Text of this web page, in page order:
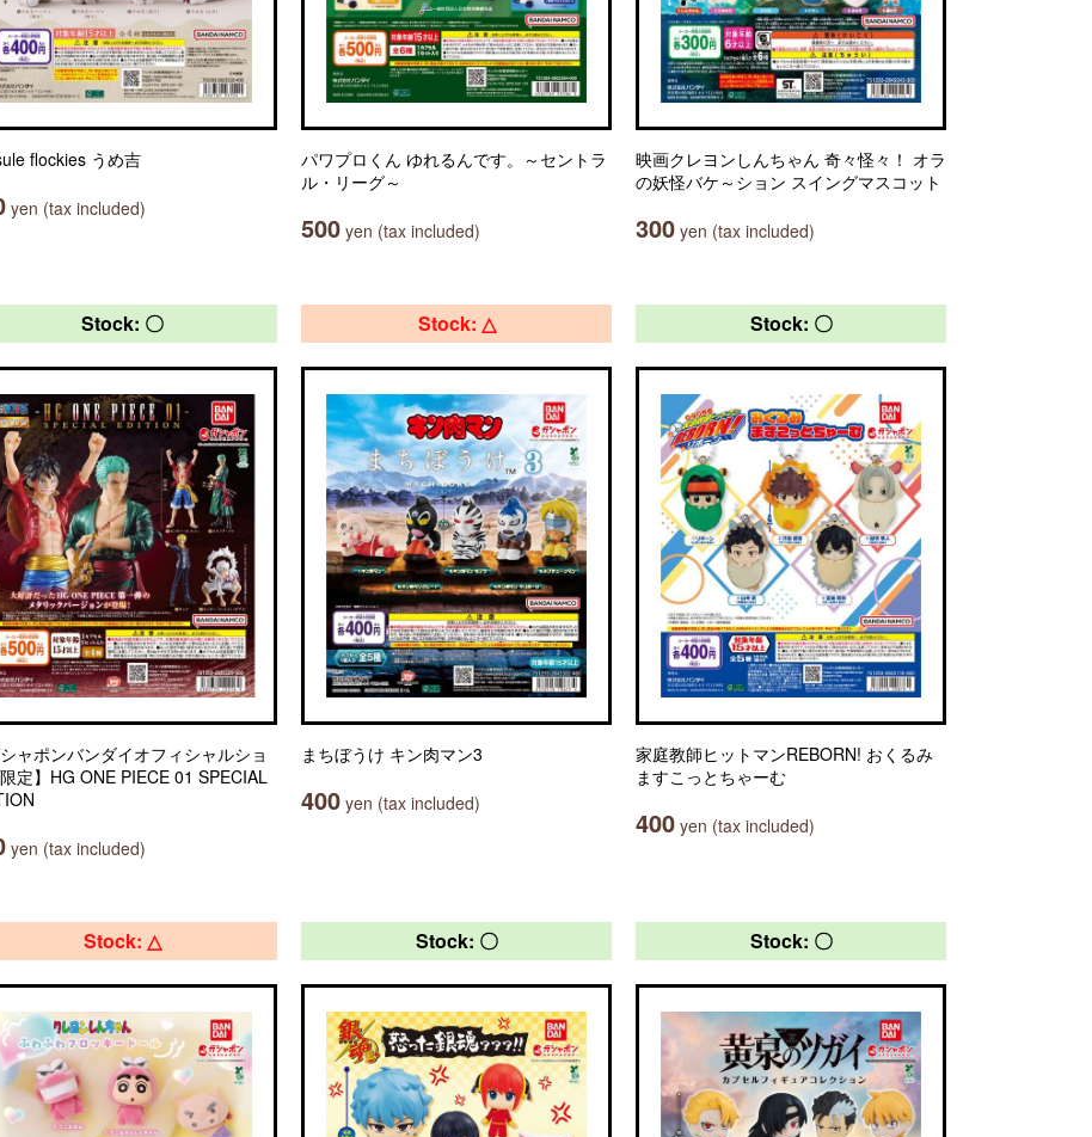
flockies うめ吉
yen (tax included)
パワプロくん ゆれるんです。～セントラ
ル・リーグ～
500 yen (tax included)
映画クレヨンしんちゃん 奇々怪々！ オラ
の妖怪バケ～ション スイングマスコット
300 yen (tax included)
Stock: 〇
シャポンバンダイオフィシャルショ
定】HG ONE PIECE 01 SPECIAL
yen (tax included)
Stock: △
まちぼうけ キン肉マン3
400 yen (tax included)
Stock: 〇
家庭教師ヒットマンREBORN! おくるみ
ますこっとちゃーむ
400 yen (tax included)
Stock: △ Stock: 〇 Stock: 〇